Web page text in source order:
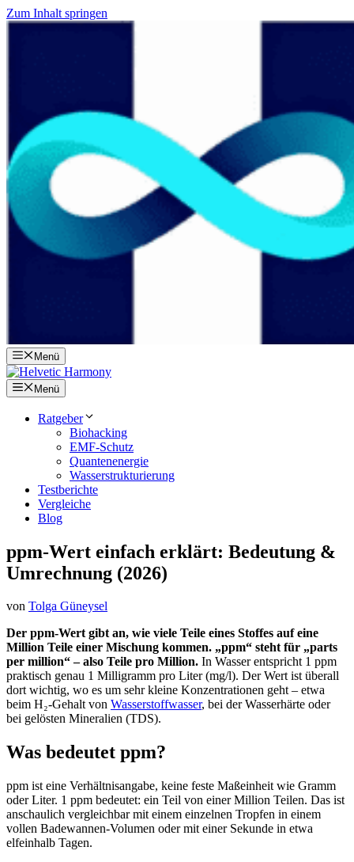
Zum Inhalt springen
Menü
Menü
Ratgeber
Biohacking
EMF-Schutz
Quantenenergie
Wasserstrukturierung
Testberichte
Vergleiche
Blog
ppm-Wert einfach erklärt: Bedeutung &
Umrechnung (2026)
von Tolga Güneysel
Der ppm-Wert gibt an, wie viele Teile eines Stoffes auf eine
Million Teile einer Mischung kommen. „ppm“ steht für „parts
per million“ – also Teile pro Million. In Wasser entspricht 1 ppm
praktisch genau 1 Milligramm pro Liter (mg/l). Der Wert ist überall
dort wichtig, wo es um sehr kleine Konzentrationen geht – etwa
beim H₂-Gehalt von Wasserstoffwasser, bei der Wasserhärte oder
bei gelösten Mineralien (TDS).
Was bedeutet ppm?
ppm ist eine Verhältnisangabe, keine feste Maßeinheit wie Gramm
oder Liter. 1 ppm bedeutet: ein Teil von einer Million Teilen. Das ist
anschaulich vergleichbar mit einem einzelnen Tropfen in einem
vollen Badewannen-Volumen oder mit einer Sekunde in etwa
elfeinhalb Tagen.